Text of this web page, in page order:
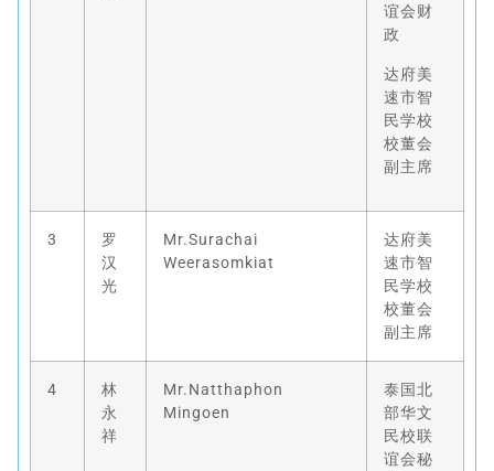
谊会财
政
达府美
速市智
民学校
校董会
副主席
3
罗
汉
光
Mr.Surachai
Weerasomkiat
达府美
速市智
民学校
校董会
副主席
4
林
永
祥
Mr.Natthaphon
Mingoen
泰国北
部华文
民校联
谊会秘